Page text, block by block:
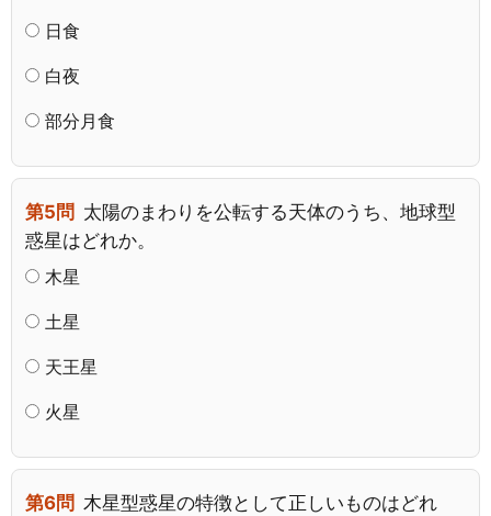
日食
白夜
部分月食
第5問 太陽のまわりを公転する天体のうち、地球型
惑星はどれか。
木星
土星
天王星
火星
第6問 木星型惑星の特徴として正しいものはどれ